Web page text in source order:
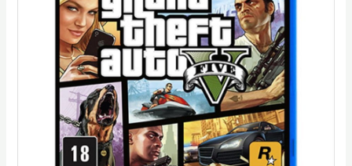
quantidade